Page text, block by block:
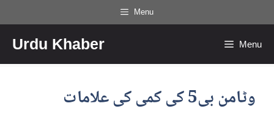
to
content
Menu
Urdu Khaber Menu
وٹامن بی5 کی کمی کی علامات